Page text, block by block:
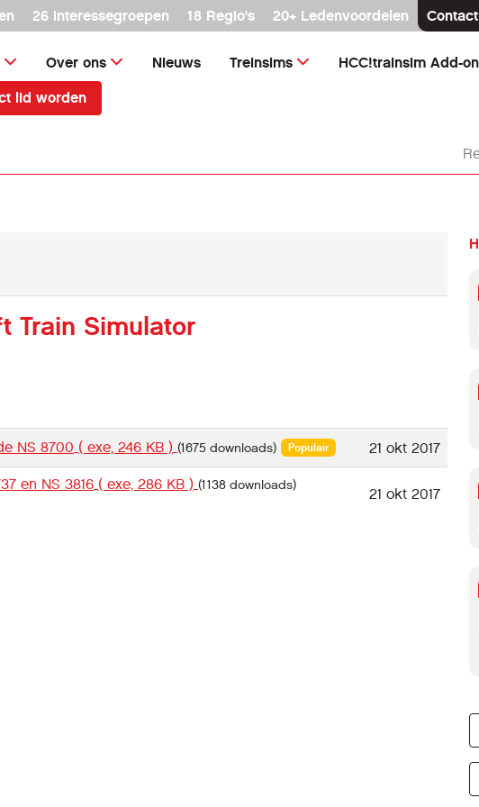
26 interessegroepen 18 Regio's 20+ Ledenvoordelen Contact
Over ons Nieuws Treinsims HCC!trainsim Add-
lid worden
Train Simulator
NS 8700 ( exe, 246 KB ) (1675 downloads) Populair 21 okt 2017
en NS 3816 ( exe, 286 KB ) (1138 downloads)
21 okt 2017